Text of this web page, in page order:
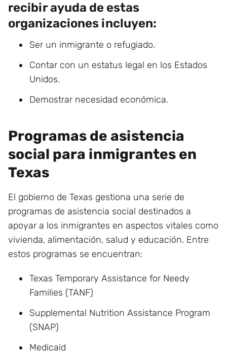
recibir ayuda de estas
organizaciones incluyen:
Ser un inmigrante o refugiado.
Contar con un estatus legal en los Estados
Unidos.
Demostrar necesidad económica.
Programas de asistencia
social para inmigrantes en
Texas
El gobierno de Texas gestiona una serie de
programas de asistencia social destinados a
apoyar a los inmigrantes en aspectos vitales como
vivienda, alimentación, salud y educación. Entre
estos programas se encuentran:
Texas Temporary Assistance for Needy
Families (TANF)
Supplemental Nutrition Assistance Program
(SNAP)
Medicaid